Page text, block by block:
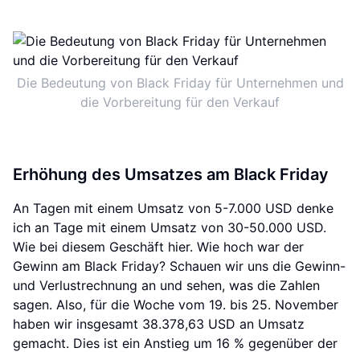
Die Bedeutung von Black Friday für Unternehmen und
die Vorbereitung für den Verkauf
Erhöhung des Umsatzes am Black Friday
An Tagen mit einem Umsatz von 5-7.000 USD denke
ich an Tage mit einem Umsatz von 30-50.000 USD.
Wie bei diesem Geschäft hier. Wie hoch war der
Gewinn am Black Friday? Schauen wir uns die Gewinn-
und Verlustrechnung an und sehen, was die Zahlen
sagen. Also, für die Woche vom 19. bis 25. November
haben wir insgesamt 38.378,63 USD an Umsatz
gemacht. Dies ist ein Anstieg um 16 % gegenüber der